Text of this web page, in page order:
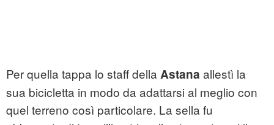
Per quella tappa lo staff della Astana allestì la
sua bicicletta in modo da adattarsi al meglio con
quel terreno così particolare. La sella fu